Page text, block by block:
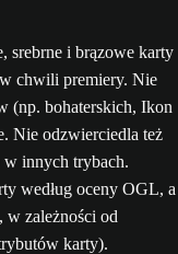
srebrne i brązowe karty
chwili premiery. Nie
(np. bohaterskich, Ikon
Nie odzwierciedla też
innych trybach.
według oceny OGL, a
w zależności od
karty).